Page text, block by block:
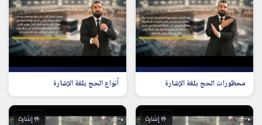
محظورات الحج بلغة الإشارة أنواع الحج بلغة الإشارة
🤟 إشارة 🤟 إشارة